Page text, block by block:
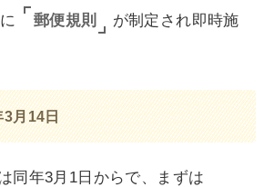
郵便規則 が制定され即時施
3月14日
同年3月1日からで、まずは